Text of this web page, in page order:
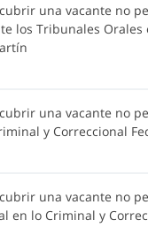
una vacante no
los Tribunales
una vacante no
y Correccional
una vacante no
en lo Criminal y